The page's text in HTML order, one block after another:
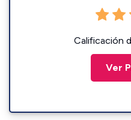
Calificación
Ver